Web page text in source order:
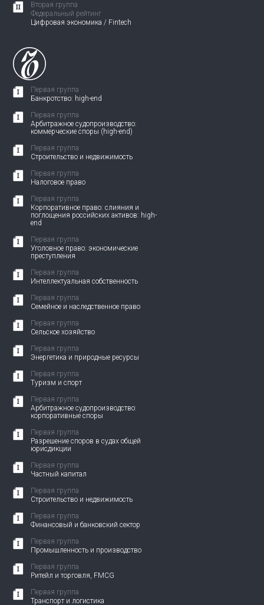
Вторая группа
Федеральный рейтинг
Цифровая экономика / Fintech
Первая группа
Банкротство: high-end
Первая группа
Арбитражное судопроизводство:
коммерческие споры (high-end)
Первая группа
Строительство и недвижимость
Первая группа
Налоговое право
Первая группа
Корпоративное право: слияния и
поглощения российских активов: high-
end
Первая группа
Уголовное право: экономические
преступления
Первая группа
Интеллектуальная собственность
Первая группа
Семейное и наследственное право
Первая группа
Сельское хозяйство
Первая группа
Энергетика и природные ресурсы
Первая группа
Туризм и спорт
Первая группа
Арбитражное судопроизводство:
корпоративные споры
Первая группа
Разрешение споров в судах общей
юрисдикции
Первая группа
Частный капитал
Первая группа
Строительство и недвижимость
Первая группа
Финансовый и банковский сектор
Первая группа
Промышленность и производство
Первая группа
Ритейл и торговля, FMCG
Первая группа
Транспорт и логистика